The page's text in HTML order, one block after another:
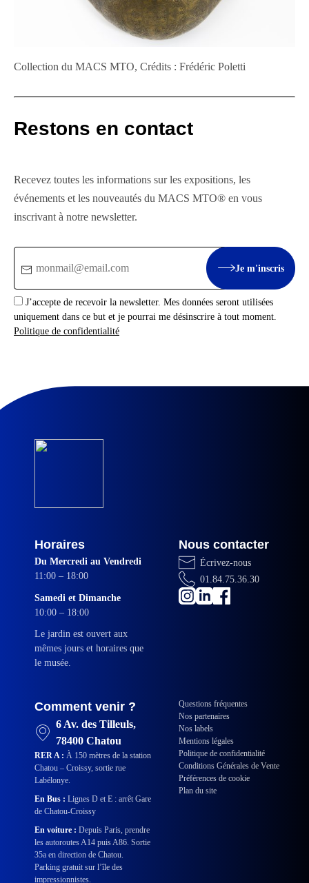
Collection du MACS MTO, Crédits : Frédéric Poletti
Restons en contact
Recevez toutes les informations sur les expositions, les
événements et les nouveautés du MACS MTO® en vous
inscrivant à notre newsletter.
Je m'inscris
J’accepte de recevoir la newsletter. Mes données seront utilisées
uniquement dans ce but et je pourrai me désinscrire à tout moment.
Politique de confidentialité
Horaires
Du Mercredi au Vendredi
11:00 – 18:00
Samedi et Dimanche
10:00 – 18:00
Le jardin est ouvert aux
mêmes jours et horaires que
le musée.
Nous contacter
Écrivez-nous
01.84.75.36.30
Comment venir ?
6 Av. des Tilleuls,
78400 Chatou
RER A : À 150 mètres de la station
Chatou – Croissy, sortie rue
Labélonye.
En Bus : Lignes D et E : arrêt Gare
de Chatou-Croissy
En voiture : Depuis Paris, prendre
les autoroutes A14 puis A86. Sortie
35a en direction de Chatou.
Parking gratuit sur l’île des
impressionnistes.
Questions fréquentes
Nos partenaires
Nos labels
Mentions légales
Politique de confidentialité
Conditions Générales de Vente
Préférences de cookie
Plan du site